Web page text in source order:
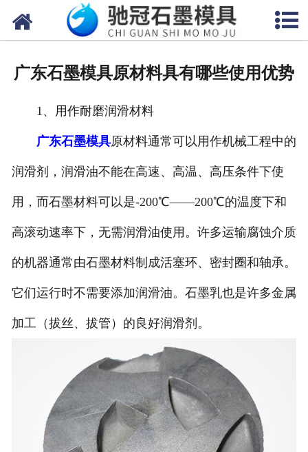
网站首页
联系我们
广东石墨模具原材料具有哪些使用优势
1、用作耐磨润滑材料
广东石墨模具原材料通常可以用作机械工程中的
润滑剂，润滑油不能在高速、高温、高压条件下使
用，而石墨材料可以是-200℃——200℃的温度下和
高滚动速率下，无需润滑油使用。许多运输腐蚀介质
的机器通常由石墨材料制成活塞环、密封圈和轴承。
它们运行时不需要添加润滑油。石墨乳也是许多金属
加工（拔丝、拔管）的良好润滑剂。